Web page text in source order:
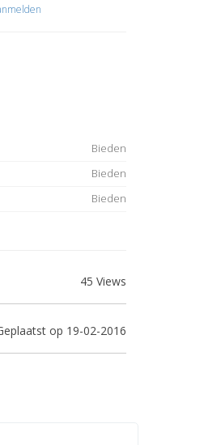
Bieden
Bieden
Bieden
45 Views
op 19-02-2016